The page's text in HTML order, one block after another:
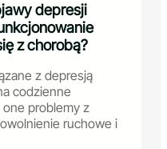
depresji
z chorobą?
z depresją
codzienne
problemy z
ruchowe i